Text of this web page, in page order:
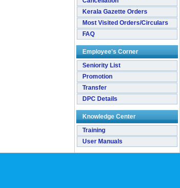
Kerala Gazette Orders
Most Visited Orders/Circulars
FAQ
Employee's Corner
Seniority List
Promotion
Transfer
DPC Details
Knowledge Center
Training
User Manuals